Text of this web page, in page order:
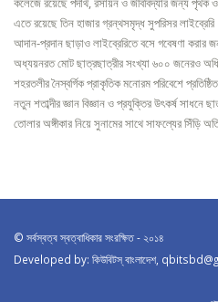
এতে রয়েছে তিন হাজার গ্রন্থসমৃদ্ধ সুপরিসর
আদান-প্রদান ছাড়াও লাইব্রেরিতে বসে গবেষণা করার
অধ্যয়নরত মোট ছাত্রছাত্রীর সংখ্যা ৬০০ জনেরও
শহরতলীর নৈস্বর্গিক প্রাকৃতিক মনোরম পরিবেশে
নতুন শতাব্দীর জ্ঞান বিজ্ঞান ও প্রযুক্তির উৎকর্ষ সাধনে
তোলার অঙ্গীকার নিয়ে সুনামের সাথে সাফল্যের সিঁড়ি
© সর্বস্বত্ব স্বত্বাধিকার সংরক্ষিত - ২০১৪
Developed by: কিউবিটস্ বাংলাদেশ,